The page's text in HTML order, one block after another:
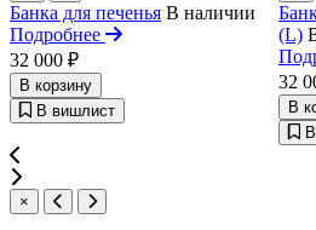
Банка для печенья В наличии
Подробнее
32 000 ₽
В корзину
В вишлист
(L)
32
В
×